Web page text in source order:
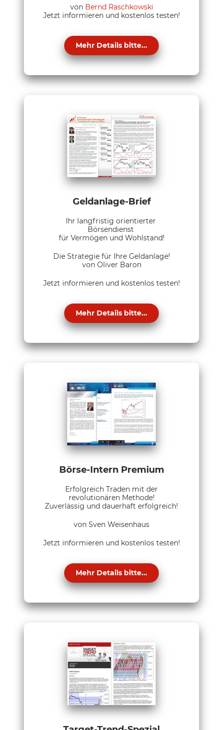
von Bernd Raschkowski
Jetzt informieren und kostenlos testen!
Mehr Details bitte...
Geldanlage-Brief
Ihr langfristig orientierter
Börsendienst
für Vermögen und Wohlstand!
Die Strategie für Ihre Geldanlage!
von Oliver Baron
Jetzt informieren und kostenlos testen!
Mehr Details bitte...
Börse-Intern Premium
Erfolgreich Traden mit der
revolutionären Methode!
Zuverlässig und dauerhaft erfolgreich!
von Sven Weisenhaus
Jetzt informieren und kostenlos testen!
Mehr Details bitte...